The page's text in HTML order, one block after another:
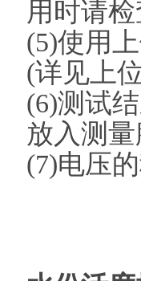
用时请
(5)使用
(详见上
(6)测试
放入测
(7)电压